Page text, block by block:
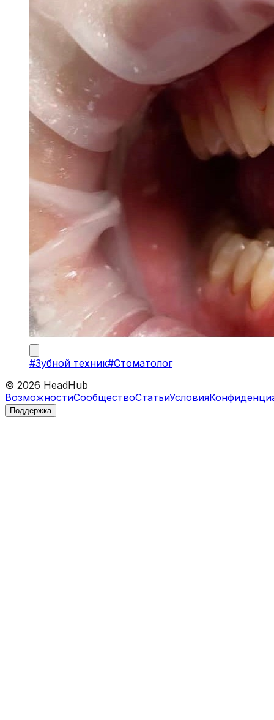
#Зубной техник#Стоматолог
© 2026 HeadHub
ВозможностиСообществоСтатьиУсловия
Поддержка